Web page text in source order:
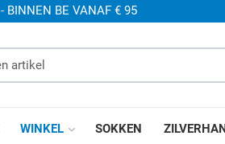
BINNEN BE VANAF € 95
WINKEL SOKKEN